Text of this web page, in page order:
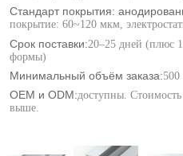
Стандарт покрытия:
покрытие: 60~120 мкм,
Срок поставки:20–25 дней (плюс
формы)
Минимальный объём заказа:
OEM и ODM:доступны.
выше.